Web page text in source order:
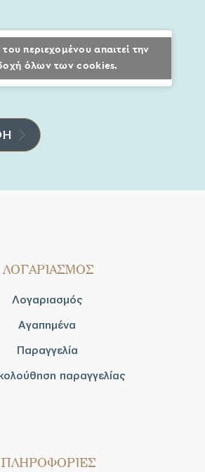
περιεχομένου απαιτεί την
όλων των cookies.
ΛΟΓΑΡΙΑΣΜΟΣ
Λογαριασμός
Αγαπημένα
Παραγγελία
παραγγελίας
ΠΛΗΡΟΦΟΡΙΕΣ